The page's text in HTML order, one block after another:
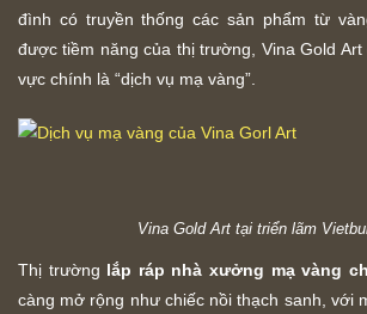
đình có truyền thống các sản phẩm từ
được tiềm năng của thị trường, Vina Gold
vực chính là “dịch vụ mạ vàng”.
Vina Gold Art tại triển lãm
Thị trường lắp ráp nhà xưởng mạ vàng
càng mở rộng như chiếc nồi thạch sanh, với